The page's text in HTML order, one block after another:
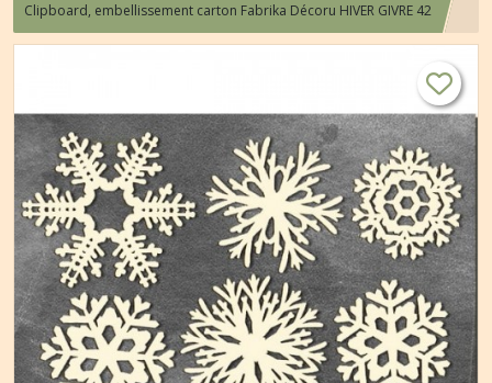
Clipboard, embellissement carton Fabrika Décoru HIVER GIVRE 42